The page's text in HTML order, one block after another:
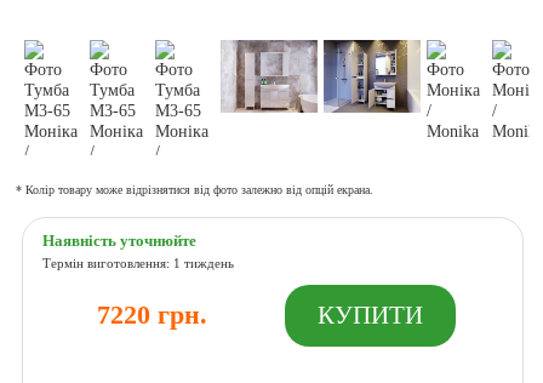
* Колір товару може відрізнятися від фото залежно від опцій екрана.
Наявність уточнюйте
Термін виготовлення: 1 тиждень
7220 грн.